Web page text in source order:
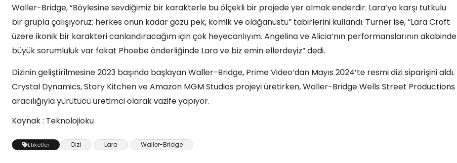
Waller-Bridge, “Böylesine sevdiğimiz bir karakterle bu ölçekli bir projede yer almak enderdir. Lara’ya karşı tutkulu
bir grupla çalışıyoruz; herkes onun kadar gözü pek, komik ve olağanüstü” tabirlerini kullandı. Turner ise, “Lara Croft
üzere ikonik bir karakteri canlandıracağım için çok heyecanlıyım. Angelina ve Alicia’nın performanslarının akabinde
büyük sorumluluk var fakat Phoebe önderliğinde Lara ve biz emin ellerdeyiz” dedi.
Dizinin geliştirilmesine 2023 başında başlayan Waller-Bridge, Prime Video’dan Mayıs 2024’te resmi dizi siparişini aldı.
Crystal Dynamics, Story Kitchen ve Amazon MGM Studios projeyi üretirken, Waller-Bridge Wells Street Productions
aracılığıyla yürütücü üretimci olarak vazife yapıyor.
Kaynak : Teknolojioku
Etiketler Dizi Lara Waller-Bridge